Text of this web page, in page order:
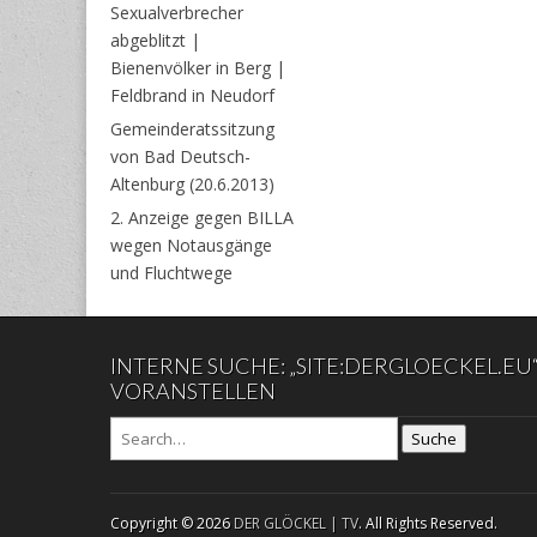
Sexualverbrecher
abgeblitzt |
Bienenvölker in Berg |
Feldbrand in Neudorf
Gemeinderatssitzung
von Bad Deutsch-
Altenburg (20.6.2013)
2. Anzeige gegen BILLA
wegen Notausgänge
und Fluchtwege
INTERNE SUCHE:
VORANSTELLEN
Suche
Copyright © 2026DER GLÖCKEL | TV. All Rights Reserved.